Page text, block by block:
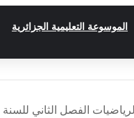
الموسوعة التعليمية الجزائرية
الفصل الثاني للسنة